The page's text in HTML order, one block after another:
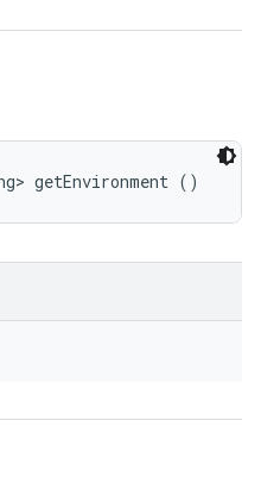
getEnvironment ()